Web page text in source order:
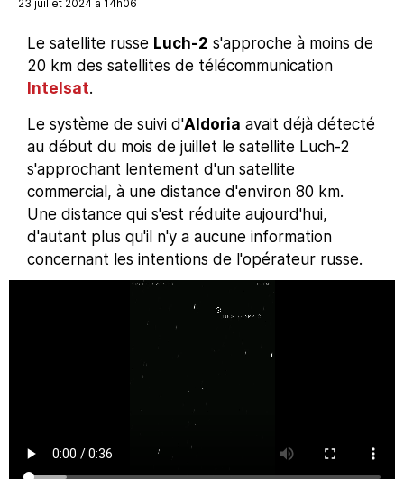
23 juillet 2024 à 14h06
Le satellite russe Luch-2 s'approche à moins de
20 km des satellites de télécommunication
Intelsat.
Le système de suivi d'Aldoria avait déjà détecté
au début du mois de juillet le satellite Luch-2
s'approchant lentement d'un satellite
commercial, à une distance d'environ 80 km.
Une distance qui s'est réduite aujourd'hui,
d'autant plus qu'il n'y a aucune information
concernant les intentions de l'opérateur russe.